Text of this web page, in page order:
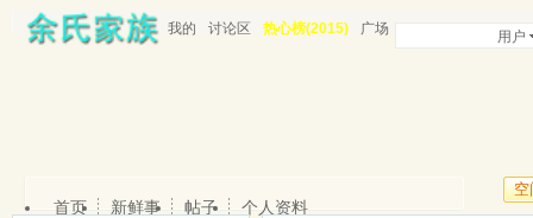
我的 讨论区 热心榜(2015) 广场 用户
空
首页 新鲜事 帖子 个人资料